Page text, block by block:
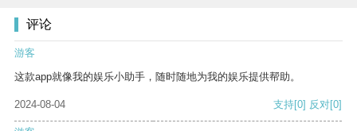
评论
游客
这款app就像我的娱乐小助手，随时随地为我的娱乐提供帮助。
2024-08-04 支持[0] 反对[0]